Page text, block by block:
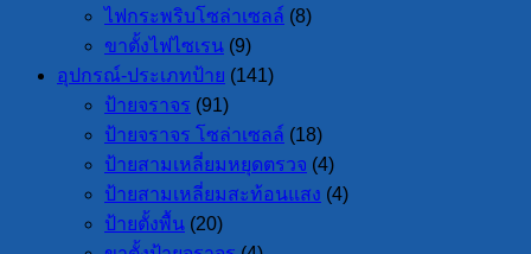
ไฟกระพริบโซล่าเซลล์ (8)
ขาตั้งไฟไซเรน (9)
อุปกรณ์-ประเภทป้าย (141)
ป้ายจราจร (91)
ป้ายจราจร โซล่าเซลล์ (18)
ป้ายสามเหลี่ยมหยุดตรวจ (4)
ป้ายสามเหลี่ยมสะท้อนแสง (4)
ป้ายตั้งพื้น (20)